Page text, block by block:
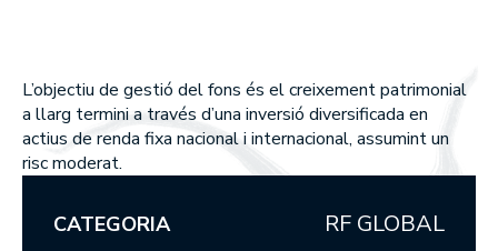
Què fem
WEALTH MANAGEMENT
ASSET MANAGEMENT
EDM International - Alterna
Fija
L’objectiu de gestió del fons és el creixement patrimonial
a llarg termini a través d’una inversió diversificada en
actius de renda fixa nacional i internacional, assumint un
risc moderat.
CATEGORIA RF GLOBAL